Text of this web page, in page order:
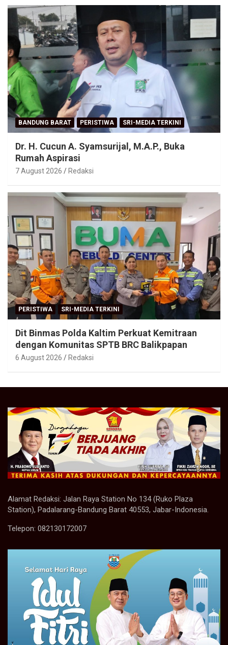
BANDUNG BARAT PERISTIWA SRI-MEDIA TERKINI
Dr. H. Cucun A. Syamsurijal, M.A.P., Buka
Rumah Aspirasi
7 August 2026 Redaksi
PERISTIWA SRI-MEDIA TERKINI
Dit Binmas Polda Kaltim Perkuat Kemitraan
dengan Komunitas SPTB BRC Balikpapan
6 August 2026 Redaksi
Alamat Redaksi: Jalan Raya Station No 134 (Ruko Plaza
Station), Padalarang-Bandung Barat 40553, Jabar-Indonesia.
Telepon: 082130172007